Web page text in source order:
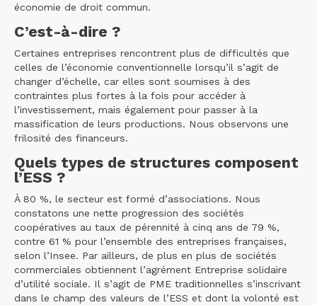
économie de droit commun.
C’est-à-dire ?
Certaines entreprises rencontrent plus de difficultés que
celles de l’économie conventionnelle lorsqu’il s’agit de
changer d’échelle, car elles sont soumises à des
contraintes plus fortes à la fois pour accéder à
l’investissement, mais également pour passer à la
massification de leurs productions. Nous observons une
frilosité des financeurs.
Quels types de structures composent
l’ESS ?
À 80 %, le secteur est formé d’associations. Nous
constatons une nette progression des sociétés
coopératives au taux de pérennité à cinq ans de 79 %,
contre 61 % pour l’ensemble des entreprises françaises,
selon l’Insee. Par ailleurs, de plus en plus de sociétés
commerciales obtiennent l’agrément Entreprise solidaire
d’utilité sociale. Il s’agit de PME traditionnelles s’inscrivant
dans le champ des valeurs de l’ESS et dont la volonté est